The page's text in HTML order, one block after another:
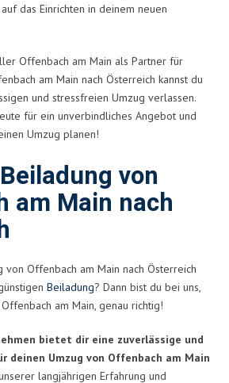
das Einrichten in deinem neuen
Offenbach am Main als Partner für
am Main nach Österreich kannst du
und stressfreien Umzug verlassen.
für ein unverbindliches Angebot und
Umzug planen!
von
am Main nach
von Offenbach am Main nach Österreich
Beiladung? Dann bist du bei uns,
am Main, genau richtig!
bietet dir eine zuverlässige und
deinen Umzug von Offenbach am Main
langjährigen Erfahrung und